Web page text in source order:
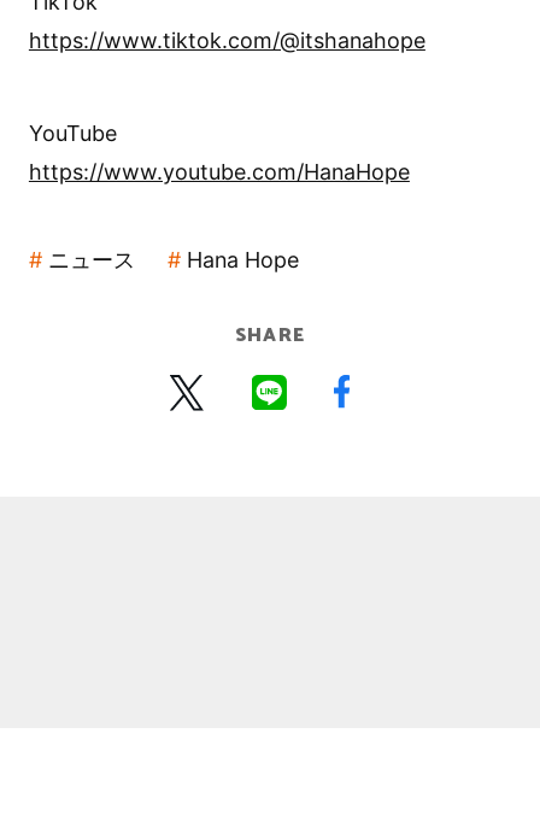
https://www.tiktok.com/@itshanahope
YouTube
https://www.youtube.com/HanaHope
ニュース Hana Hope
SHARE